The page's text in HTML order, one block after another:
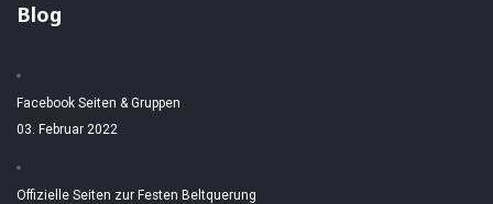
Blog
Facebook Seiten & Gruppen
03. Februar 2022
Offizielle Seiten zur Festen Beltquerung